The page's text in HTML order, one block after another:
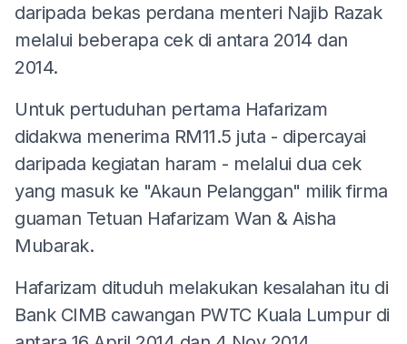
daripada bekas perdana menteri Najib Razak
melalui beberapa cek di antara 2014 dan
2014.
Untuk pertuduhan pertama Hafarizam
didakwa menerima RM11.5 juta - dipercayai
daripada kegiatan haram - melalui dua cek
yang masuk ke "Akaun Pelanggan" milik firma
guaman Tetuan Hafarizam Wan & Aisha
Mubarak.
Hafarizam dituduh melakukan kesalahan itu di
Bank CIMB cawangan PWTC Kuala Lumpur di